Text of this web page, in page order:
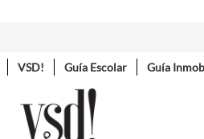
VSD! Guía Escolar Guía